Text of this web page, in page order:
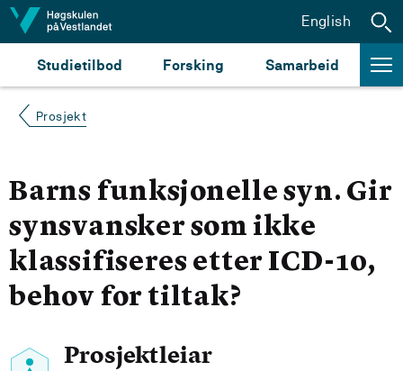
Hopp til innhald
Studietilbod Forsking Samarbeid
English
Prosjekt
Barns funksjonelle syn. Gir
synsvansker som ikke
klassifiseres etter ICD-10,
behov for tiltak?
Prosjektleiar